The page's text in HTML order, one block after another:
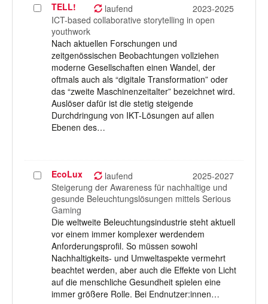
Projekt
auswählen
TELL! laufend
2023-2025
ICT-based collaborative storytelling in open
youthwork
Nach aktuellen Forschungen und
zeitgenössischen Beobachtungen vollziehen
moderne Gesellschaften einen Wandel, der
oftmals auch als “digitale Transformation” oder
das “zweite Maschinenzeitalter” bezeichnet wird.
Auslöser dafür ist die stetig steigende
Durchdringung von IKT-Lösungen auf allen
Ebenen des…
Projekt
auswählen
EcoLux laufend
2025-2027
Steigerung der Awareness für nachhaltige und
gesunde Beleuchtungslösungen mittels Serious
Gaming
Die weltweite Beleuchtungsindustrie steht aktuell
vor einem immer komplexer werdendem
Anforderungsprofil. So müssen sowohl
Nachhaltigkeits- und Umweltaspekte vermehrt
beachtet werden, aber auch die Effekte von Licht
auf die menschliche Gesundheit spielen eine
immer größere Rolle. Bei Endnutzer:innen…